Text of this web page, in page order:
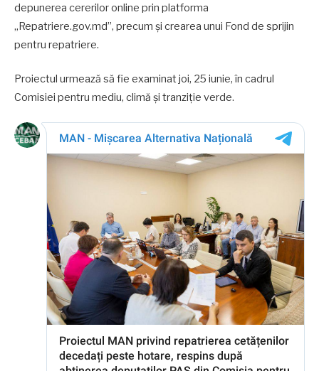
depunerea cererilor online prin platforma
„Repatriere.gov.md”, precum și crearea unui Fond de sprijin
pentru repatriere.
Proiectul urmează să fie examinat joi, 25 iunie, în cadrul
Comisiei pentru mediu, climă și tranziție verde.